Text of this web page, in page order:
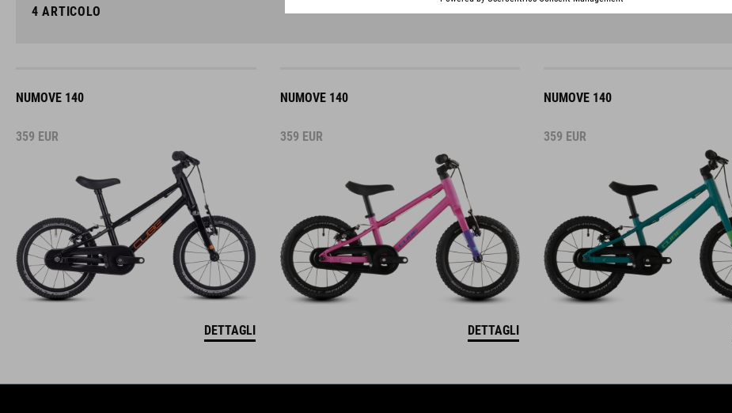
4 ARTICOLO
NUMOVE 140
359 EUR
DETTAGLI
NUMOVE 140
359 EUR
DETTAGLI
NUMOVE 140
359 EUR